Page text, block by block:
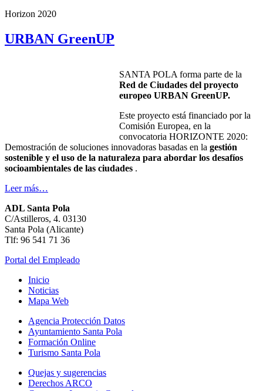
Horizon 2020
URBAN GreenUP
SANTA POLA forma parte de la
Red de Ciudades del proyecto
europeo URBAN GreenUP.
Este proyecto está financiado por la
Comisión Europea, en la
convocatoria HORIZONTE 2020:
Demostración de soluciones innovadoras basadas en la gestión
sostenible y el uso de la naturaleza para abordar los desafíos
socioambientales de las ciudades .
Leer más…
ADL Santa Pola
C/Astilleros, 4. 03130
Santa Pola (Alicante)
Tlf: 96 541 71 36
Portal del Empleado
Inicio
Noticias
Mapa Web
Agencia Protección Datos
Ayuntamiento Santa Pola
Formación Online
Turismo Santa Pola
Quejas y sugerencias
Derechos ARCO